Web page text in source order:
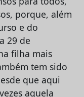
porque, além
e do
29 de
filha mais
tem sido
que aqui
aquela